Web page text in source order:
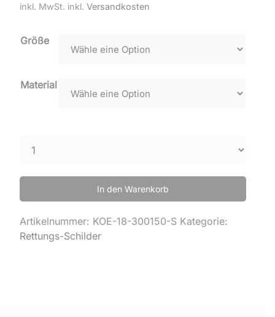
inkl. MwSt. inkl. Versandkosten
Größe
Material
In den Warenkorb
Artikelnummer: KOE-18-300150-S Kategorie:
Rettungs-Schilder